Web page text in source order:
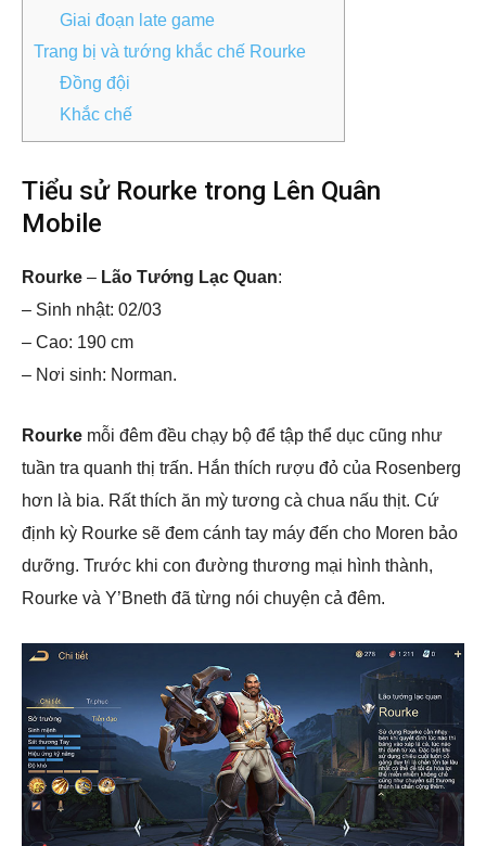
Giai đoạn late game
Trang bị và tướng khắc chế Rourke
Đồng đội
Khắc chế
Tiểu sử Rourke trong Lên Quân
Mobile
Rourke – Lão Tướng Lạc Quan:
– Sinh nhật: 02/03
– Cao: 190 cm
– Nơi sinh: Norman.
Rourke mỗi đêm đều chạy bộ để tập thể dục cũng như
tuần tra quanh thị trấn. Hắn thích rượu đỏ của Rosenberg
hơn là bia. Rất thích ăn mỳ tương cà chua nấu thịt. Cứ
định kỳ Rourke sẽ đem cánh tay máy đến cho Moren bảo
dưỡng. Trước khi con đường thương mại hình thành,
Rourke và Y’Bneth đã từng nói chuyện cả đêm.